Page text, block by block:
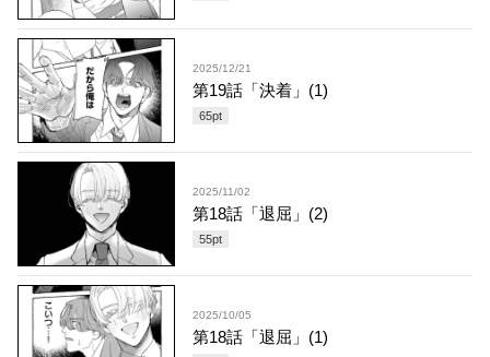
2025/12/21
第19話「決着」(1)
65pt
2025/11/02
第18話「退屈」(2)
55pt
2025/10/05
第18話「退屈」(1)